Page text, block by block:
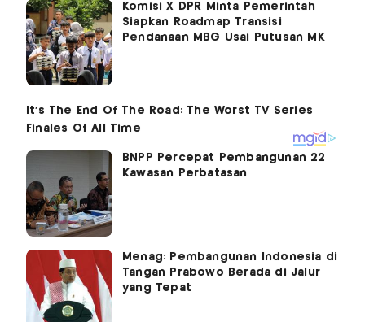
Komisi X DPR Minta Pemerintah
Siapkan Roadmap Transisi
Pendanaan MBG Usai Putusan MK
BNPP Percepat Pembangunan 22
Kawasan Perbatasan
Menag: Pembangunan Indonesia di
Tangan Prabowo Berada di Jalur
yang Tepat